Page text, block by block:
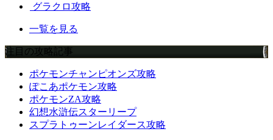
グラクロ攻略
一覧を見る
注目の攻略記事
ポケモンチャンピオンズ攻略
ぽこあポケモン攻略
ポケモンZA攻略
幻想水滸伝スターリープ
スプラトゥーンレイダース攻略